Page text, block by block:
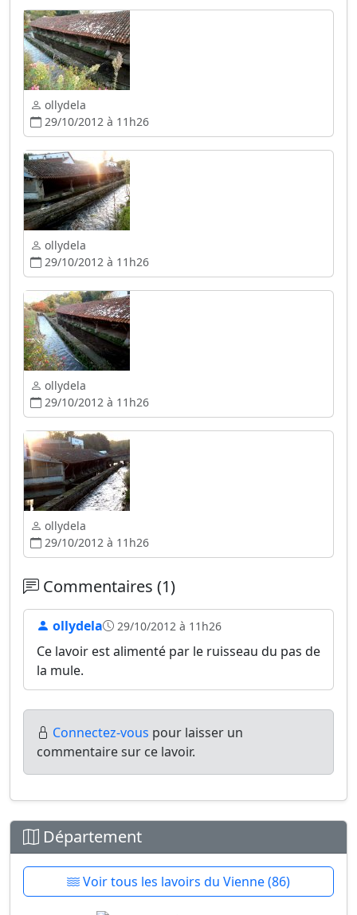
ollydela
29/10/2012 à 11h26
ollydela
29/10/2012 à 11h26
ollydela
29/10/2012 à 11h26
ollydela
29/10/2012 à 11h26
Commentaires (1)
ollydela 29/10/2012 à 11h26
Ce lavoir est alimenté par le ruisseau du pas de
la mule.
Connectez-vous pour laisser un
commentaire sur ce lavoir.
Département
Voir tous les lavoirs du Vienne (86)